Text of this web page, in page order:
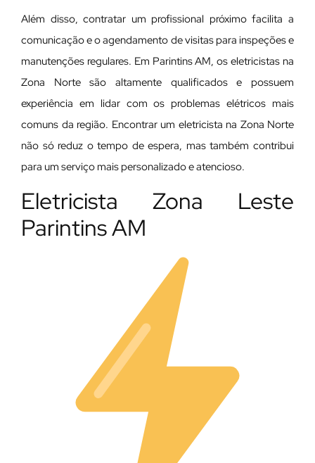
Além disso, contratar um profissional próximo facilita a
comunicação e o agendamento de visitas para inspeções e
manutenções regulares. Em Parintins AM, os eletricistas na
Zona Norte são altamente qualificados e possuem
experiência em lidar com os problemas elétricos mais
comuns da região. Encontrar um eletricista na Zona Norte
não só reduz o tempo de espera, mas também contribui
para um serviço mais personalizado e atencioso.
Eletricista Zona Leste
Parintins AM